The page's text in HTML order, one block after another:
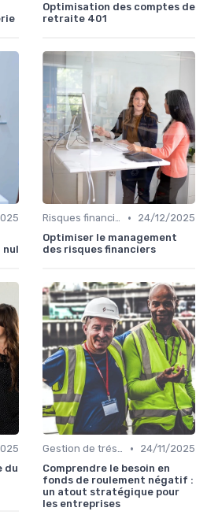
Optimisation des comptes de
retraite 401
nul
Risques financiers •
24/12/2025
Optimiser le management
des risques financiers
du
Gestion de trésorerie •
24/11/2025
Comprendre le besoin en
fonds de roulement négatif :
un atout stratégique pour
les entreprises